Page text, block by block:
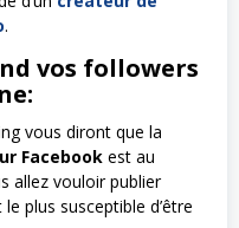
.
vos followers
vous diront que la
Facebook est au
allez vouloir publier
plus susceptible d’être